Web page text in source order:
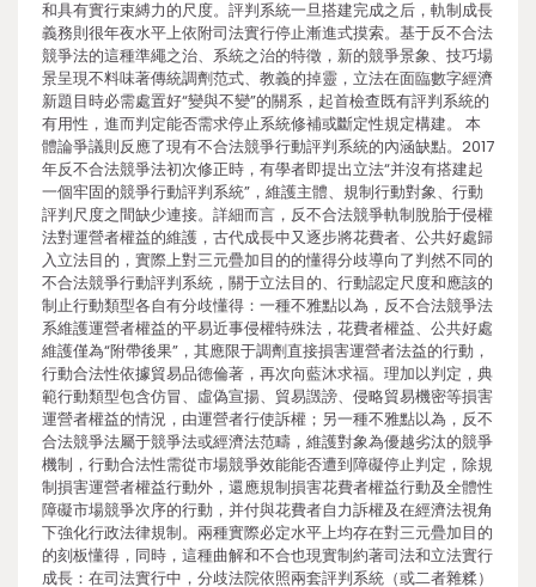
和具有實行束縛力的尺度。評判系統一旦搭建完成之后，軌制成長
義務則很年夜水平上依附司法實行停止漸進式摸索。基于反不合法
競爭法的這種準繩之治、系統之治的特徵，新的競爭景象、技巧場
景呈現不料味著傳統調劑范式、教義的掉靈，立法在面臨數字經濟
新題目時必需處置好“變與不變”的關系，起首檢查既有評判系統的
有用性，進而判定能否需求停止系統修補或斷定性規定構建。 本
體論爭議則反應了現有不合法競爭行動評判系統的內涵缺點。2017
年反不合法競爭法初次修正時，有學者即提出立法“并沒有搭建起
一個牢固的競爭行動評判系統”，維護主體、規制行動對象、行動
評判尺度之間缺少連接。詳細而言，反不合法競爭軌制脫胎于侵權
法對運營者權益的維護，古代成長中又逐步將花費者、公共好處歸
入立法目的，實際上對三元疊加目的的懂得分歧導向了判然不同的
不合法競爭行動評判系統，關于立法目的、行動認定尺度和應該的
制止行動類型各自有分歧懂得：一種不雅點以為，反不合法競爭法
系維護運營者權益的平易近事侵權特殊法，花費者權益、公共好處
維護僅為“附帶後果”，其應限于調劑直接損害運營者法益的行動，
行動合法性依據貿易品德倫著，再次向藍沐求福。理加以判定，典
範行動類型包含仿冒、虛偽宣揚、貿易譭謗、侵略貿易機密等損害
運營者權益的情況，由運營者行使訴權；另一種不雅點以為，反不
合法競爭法屬于競爭法或經濟法范疇，維護對象為優越劣汰的競爭
機制，行動合法性需從市場競爭效能能否遭到障礙停止判定，除規
制損害運營者權益行動外，還應規制損害花費者權益行動及全體性
障礙市場競爭次序的行動，并付與花費者自力訴權及在經濟法視角
下強化行政法律規制。兩種實際必定水平上均存在對三元疊加目的
的刻板懂得，同時，這種曲解和不合也現實制約著司法和立法實行
成長：在司法實行中，分歧法院依照兩套評判系統（或二者雜糅）